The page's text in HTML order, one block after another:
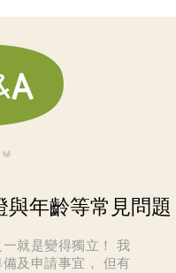
與年齡等常見問題
就是變得獨立！
我
及申請事宜，
但有